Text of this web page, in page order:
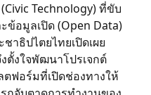
Technology) ที่ขับ
ข้อมูลเปิด (Open Data)
าธิปไตยไทยเปิดเผย
ตั้งใจพัฒนาโปรเจกต์
ตฟอร์มที่เปิดช่องทางให้